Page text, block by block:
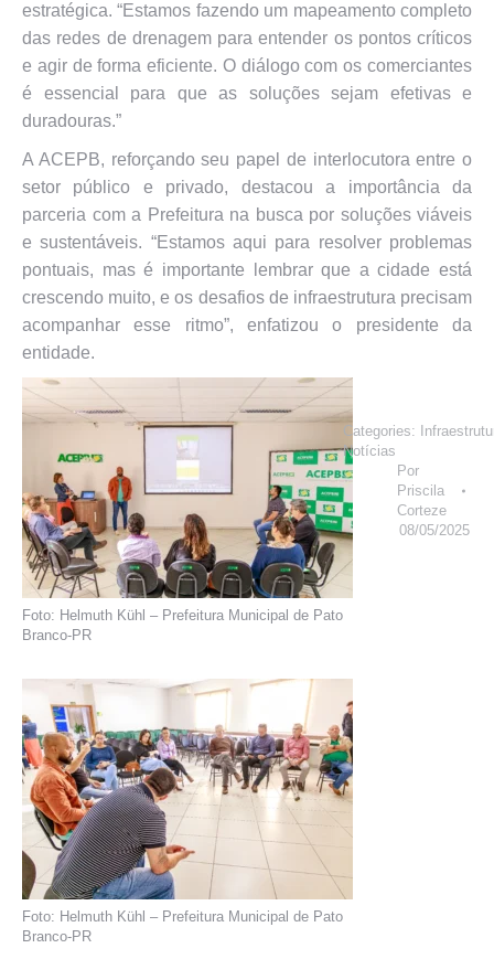
estratégica. “Estamos fazendo um mapeamento completo
das redes de drenagem para entender os pontos críticos
e agir de forma eficiente. O diálogo com os comerciantes
é essencial para que as soluções sejam efetivas e
duradouras.”
A ACEPB, reforçando seu papel de interlocutora entre o
setor público e privado, destacou a importância da
parceria com a Prefeitura na busca por soluções viáveis
e sustentáveis. “Estamos aqui para resolver problemas
pontuais, mas é importante lembrar que a cidade está
crescendo muito, e os desafios de infraestrutura precisam
acompanhar esse ritmo”, enfatizou o presidente da
entidade.
Foto: Helmuth Kühl – Prefeitura Municipal de Pato
Branco-PR
Foto: Helmuth Kühl – Prefeitura Municipal de Pato
Branco-PR
Categories:
Notícias
Por
Priscila
Corteze
08/05/2025